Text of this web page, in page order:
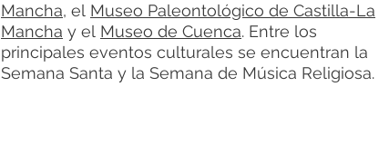
Mancha, el Museo Paleontológico de Castilla-La
Mancha y el Museo de Cuenca.​ Entre los
principales eventos culturales se encuentran la
Semana Santa​ y la Semana de Música Religiosa.​